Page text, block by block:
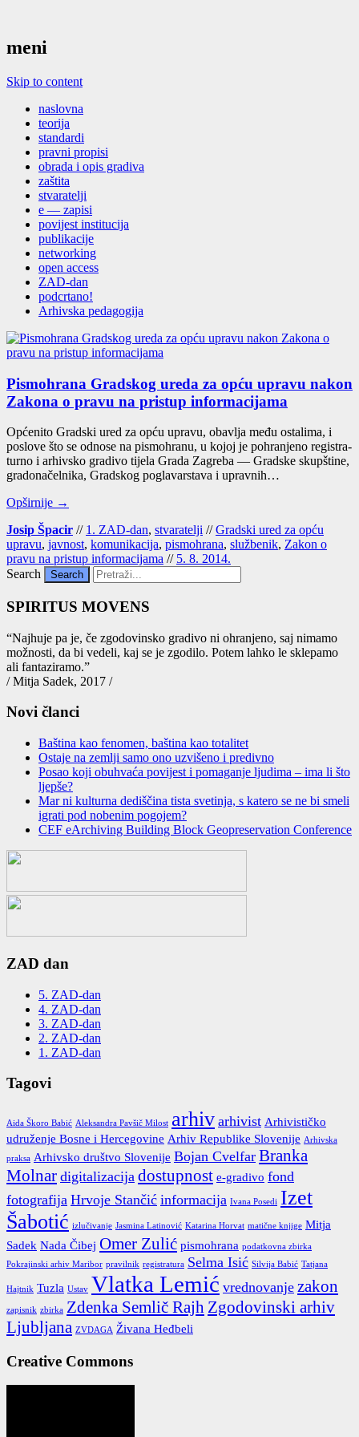
meni
Skip to content
naslovna
teorija
standardi
pravni propisi
obrada i opis gradiva
zaštita
stvaratelji
e — zapisi
povijest institucija
publikacije
networking
open access
ZAD-dan
podcrtano!
Arhivska pedagogija
Pismohrana Gradskog ureda za opću upravu nakon
Zakona o pravu na pristup informacijama
Opće­ni­to Grad­ski ured za opću upra­vu, obav­lja među osta­li­ma, i
pos­lo­ve što se odno­se na pismo­hra­nu, u kojoj je pohra­nje­no regis­tra­
tur­no i arhiv­sko gra­di­vo tije­la Gra­da Zagre­ba — Grad­ske skup­šti­ne,
gra­do­na­čel­ni­ka, Grad­skog pogla­var­sta­va i uprav­nih…
Opširnije →
Josip Špacir // 1. ZAD-dan, stvaratelji // Gradski ured za opću
upravu, javnost, komunikacija, pismohrana, službenik, Zakon o
pravu na pristup informacijama // 5. 8. 2014.
Search
SPIRITUS MOVENS
“Naj­hu­je pa je, če zgo­do­vin­sko gra­di­vo ni ohra­nje­no, saj nima­mo
mož­nos­ti, da bi vede­li, kaj se je zgo­di­lo. Potem lah­ko le skle­pa­mo
ali fan­ta­zi­ra­mo.”
/ Mitja Sadek, 2017 /
Novi članci
Baština kao fenomen, baština kao totalitet
Ostaje na zemlјi samo ono uzvišeno i predivno
Posao koji obuhvaća povijest i pomaganje ljudima – ima li što
ljepše?
Mar ni kulturna dediščina tista svetinja, s katero se ne bi smeli
igrati pod nobenim pogojem?
CEF eArchiving Building Block Geopreservation Conference
ZAD dan
5. ZAD-dan
4. ZAD-dan
3. ZAD-dan
2. ZAD-dan
1. ZAD-dan
Tagovi
Aida Škoro Babić Aleksandra Pavšič Milost arhiv arhivist Arhivističko
udruženje Bosne i Hercegovine Arhiv Republike Slovenije Arhivska
praksa Arhivsko društvo Slovenije Bojan Cvelfar Branka
Molnar digitalizacija dostupnost e-gradivo fond
fotografija Hrvoje Stančić informacija Ivana Posedi Izet
Šabotić izlučivanje Jasmina Latinović Katarina Horvat matične knjige Mitja
Sadek Nada Čibej Omer Zulić pismohrana podatkovna zbirka
Pokrajinski arhiv Maribor pravilnik registratura Selma Isić Silvija Babić Tatjana
Hajtnik Tuzla Ustav Vlatka Lemić vrednovanje zakon
zapisnik zbirka Zdenka Semlič Rajh Zgodovinski arhiv
Ljubljana ZVDAGA Živana Heđbeli
Creative Commons